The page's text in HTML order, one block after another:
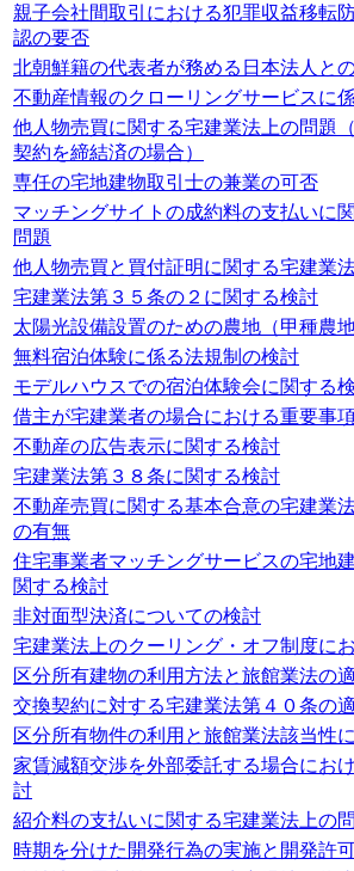
親子会社間取引における犯罪収益移転
認の要否
北朝鮮籍の代表者が務める日本法人と
不動産情報のクローリングサービスに
他人物売買に関する宅建業法上の問題
契約を締結済の場合）
専任の宅地建物取引士の兼業の可否
マッチングサイトの成約料の支払いに
問題
他人物売買と買付証明に関する宅建業
宅建業法第３５条の２に関する検討
太陽光設備設置のための農地（甲種農
無料宿泊体験に係る法規制の検討
モデルハウスでの宿泊体験会に関する
借主が宅建業者の場合における重要事
不動産の広告表示に関する検討
宅建業法第３８条に関する検討
不動産売買に関する基本合意の宅建業
の有無
住宅事業者マッチングサービスの宅地
関する検討
非対面型決済についての検討
宅建業法上のクーリング・オフ制度に
区分所有建物の利用方法と旅館業法の
交換契約に対する宅建業法第４０条の
区分所有物件の利用と旅館業法該当性
家賃減額交渉を外部委託する場合にお
討
紹介料の支払いに関する宅建業法上の
時期を分けた開発行為の実施と開発許